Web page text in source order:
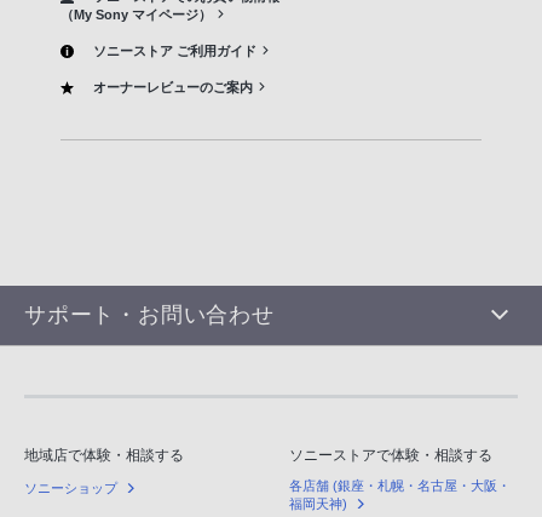
（My Sony マイページ）
ソニーストア ご利用ガイド
オーナーレビューのご案内
サポート・お問い合わせ
地域店で体験・相談する
ソニーショップ
ソニーストアで体験・相談する
各店舗 (銀座・札幌・名古屋・大阪・
福岡天神)